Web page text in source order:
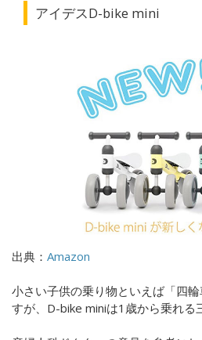
アイデスD-bike mini
出典： Amazon
小さい子供の乗り物といえば「四
すが、D-bike miniは1歳から乗れる